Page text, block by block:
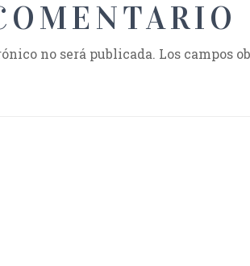
no será publicada. Los campos